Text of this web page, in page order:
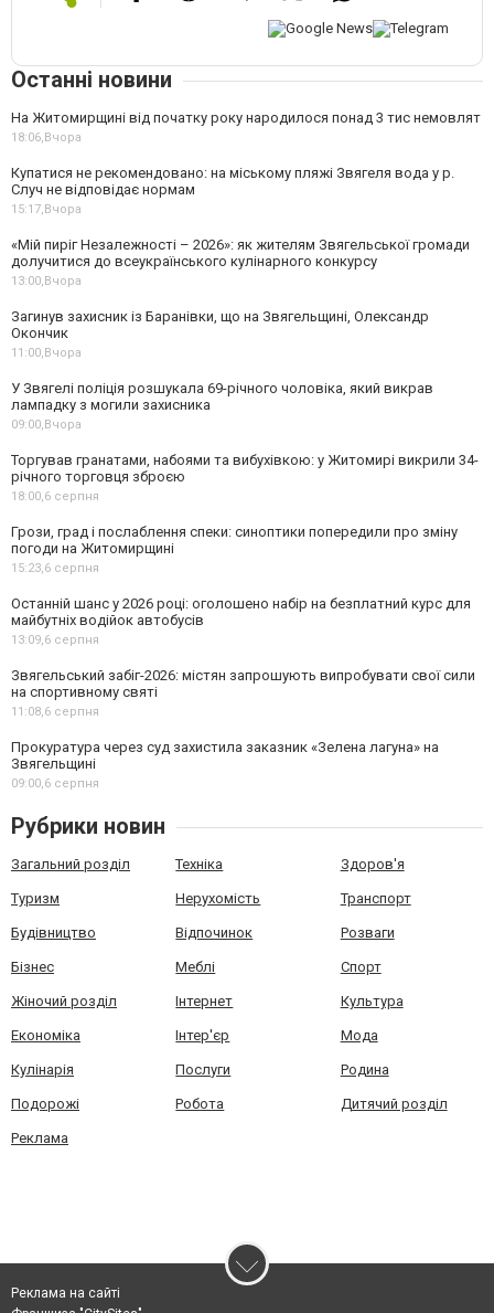
Останні новини
На Житомирщині від початку року народилося понад 3 тис немовлят
18:06, Вчора
Купатися не рекомендовано: на міському пляжі Звягеля вода у р.
Случ не відповідає нормам
15:17, Вчора
«Мій пиріг Незалежності – 2026»: як жителям Звягельської громади
долучитися до всеукраїнського кулінарного конкурсу
13:00, Вчора
Загинув захисник із Баранівки, що на Звягельщині, Олександр
Окончик
11:00, Вчора
У Звягелі поліція розшукала 69-річного чоловіка, який викрав
лампадку з могили захисника
09:00, Вчора
Торгував гранатами, набоями та вибухівкою: у Житомирі викрили 34-
річного торговця зброєю
18:00, 6 серпня
Грози, град і послаблення спеки: синоптики попередили про зміну
погоди на Житомирщині
15:23, 6 серпня
Останній шанс у 2026 році: оголошено набір на безплатний курс для
майбутніх водійок автобусів
13:09, 6 серпня
Звягельський забіг-2026: містян запрошують випробувати свої сили
на спортивному святі
11:08, 6 серпня
Прокуратура через суд захистила заказник «Зелена лагуна» на
Звягельщині
09:00, 6 серпня
Рубрики новин
Загальний розділ Техніка Здоров'я
Туризм Нерухомість Транспорт
Будівництво Відпочинок Розваги
Бізнес Меблі Спорт
Жіночий розділ Інтернет Культура
Економіка Інтер'єр Мода
Кулінарія Послуги Родина
Подорожі Робота Дитячий розділ
Реклама
Реклама на сайті